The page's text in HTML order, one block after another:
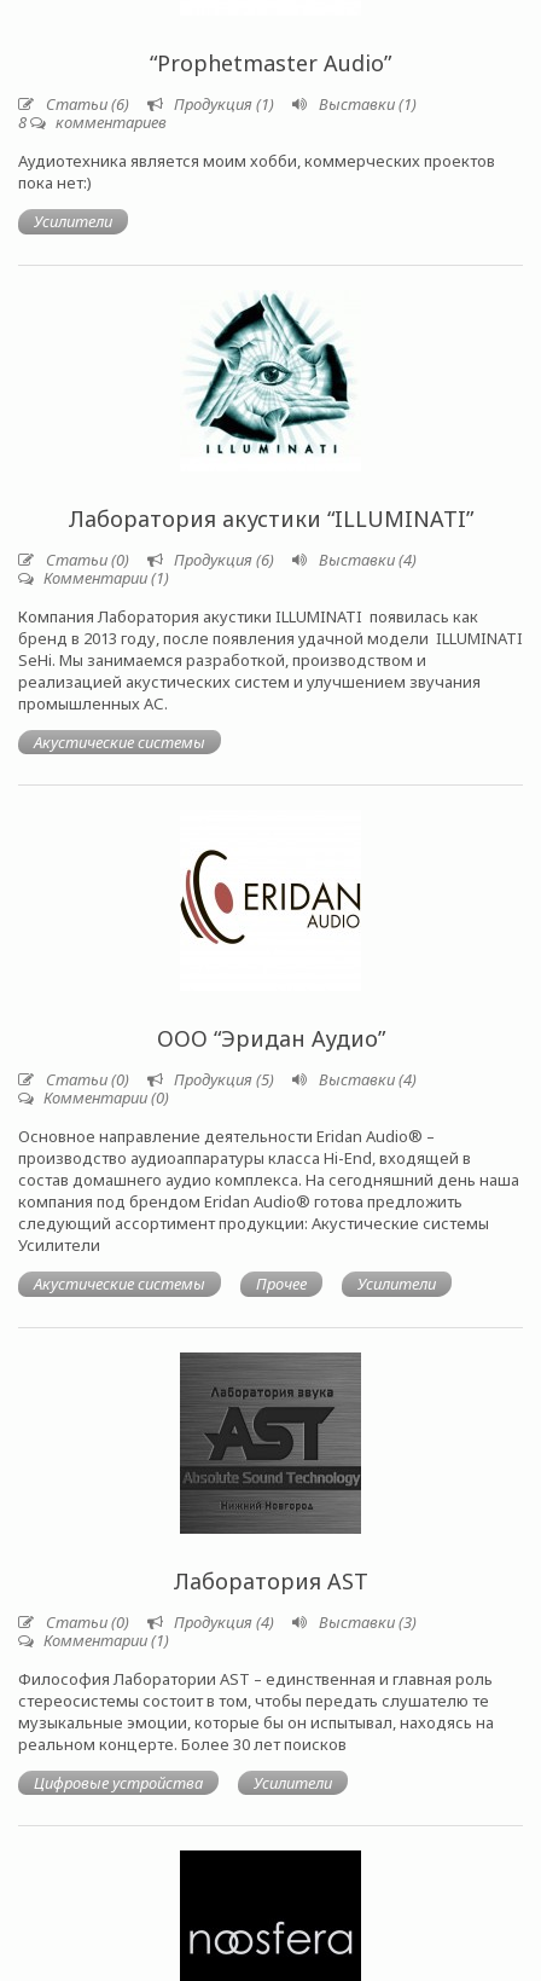
“Prophetmaster Audio”
Статьи (6) Продукция (1)
Выставки (1)
8
комментариев
Аудиотехника является моим хобби, коммерческих проектов
пока нет:)
Усилители
Лаборатория акустики “ILLUMINATI”
Статьи (0) Продукция (6)
Выставки (4)
Комментарии (1)
Компания Лаборатория акустики ILLUMINATI появилась как
бренд в 2013 году, после появления удачной модели ILLUMINATI
SeHi. Мы занимаемся разработкой, производством и
реализацией акустических систем и улучшением звучания
промышленных АС.
Акустические системы
ООО “Эридан Аудио”
Статьи (0) Продукция (5)
Выставки (4)
Комментарии (0)
Основное направление деятельности Eridan Audio® –
производство аудиоаппаратуры класса Hi-End, входящей в
состав домашнего аудио комплекса. На сегодняшний день наша
компания под брендом Eridan Audio® готова предложить
следующий ассортимент продукции: Акустические системы
Усилители
Акустические системы
Прочее Усилители
Лаборатория AST
Статьи (0) Продукция (4)
Выставки (3)
Комментарии (1)
Философия Лаборатории АST – единственная и главная роль
стереосистемы состоит в том, чтобы передать слушателю те
музыкальные эмоции, которые бы он испытывал, находясь на
реальном концерте. Более 30 лет поисков
Цифровые устройства
Усилители